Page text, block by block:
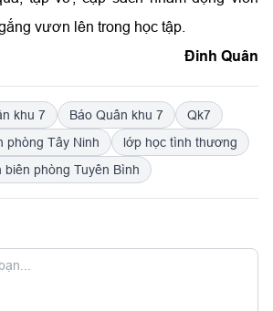
vươn lên trong học tập.
Đinh Quân
khu 7 Báo Quân khu 7
Qk7
phòng Tây Ninh
lớp học tình thương
biên phòng Tuyên Bình